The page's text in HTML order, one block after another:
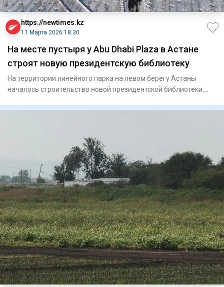
https://newtimes.kz
11 Марта 2026 18:30
На месте пустыря у Abu Dhabi Plaza в Астане
строят новую президентскую библиотеку
На территории линейного парка на левом берегу Астаны
началось строительство новой президентской библиотеки.